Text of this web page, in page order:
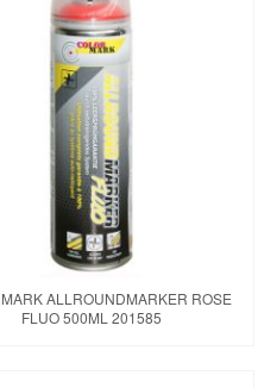
ALLROUNDMARKER ROSE
FLUO 500ML 201585